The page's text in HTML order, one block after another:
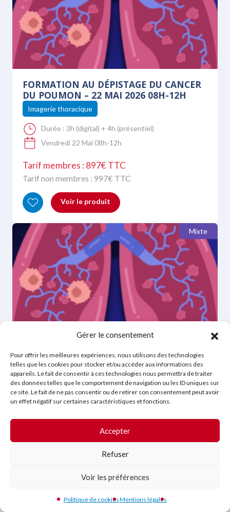
Gérer le consentement
Pour offrir les meilleures expériences, nous utilisons des technologies
telles que les cookies pour stocker et/ou accéder aux informations des
appareils. Le fait de consentir à ces technologies nous permettra de traiter
des données telles que le comportement de navigation ou les ID uniques sur
ce site. Le fait de ne pas consentir ou de retirer son consentement peut avoir
un effet négatif sur certaines caractéristiques et fonctions.
Accepter
Refuser
Voir les préférences
Politique de cookiesMentions légales
FORMATION AU DÉPISTAGE DU CANCER
DU POUMON – 22 MAI 2026 08H-12H
Imagerie thoracique
Durée : 3h (digital) + 4h (présentiel)
Vendredi 22 Mai 08h-12h
Tarif membres : 897€ TTC
Tarif non membres : 997€ TTC
Voir le produit
Mixte
FORMATION AU DÉPISTAGE DU CANCER
DU POUMON – 21 MAI 2026 08H-12H
Imagerie thoracique
Durée :3h (digital) + 4h (présentiel)
Jeudi 21 Mai 08h-12h
Tarif membres : 897€ TTC
997€ TTC
Voir le produit